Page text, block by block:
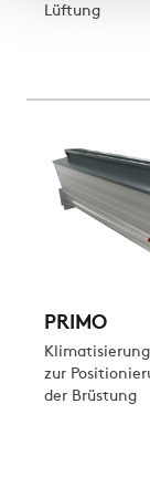
Lüftung
PRIMO
zur
der Brüstung